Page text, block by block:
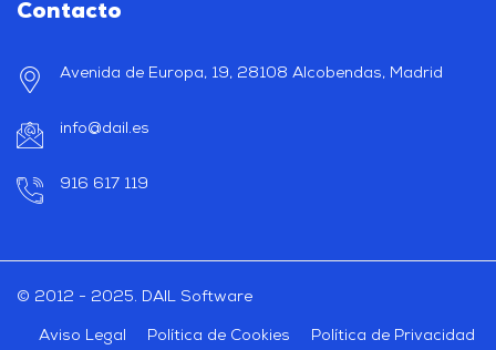
Contacto
Avenida de Europa, 19, 28108 Alcobendas, Madrid
info@dail.es
916 617 119
© 2012 - 2025. DAIL Software
Aviso Legal Política de Cookies Política de Privacidad